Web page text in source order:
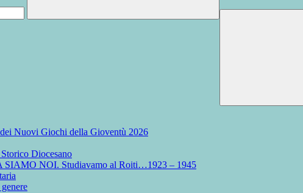
Nuovi Giochi della Gioventù 2026
Diocesano
SIAMO NOI. Studiavamo al Roiti…1923 – 1945